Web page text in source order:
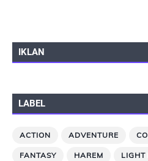
IKLAN
LABEL
ACTION ADVENTURE
FANTASY HAREM LIGHT